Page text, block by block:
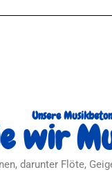
Unsere
wir
darunter Flöte,